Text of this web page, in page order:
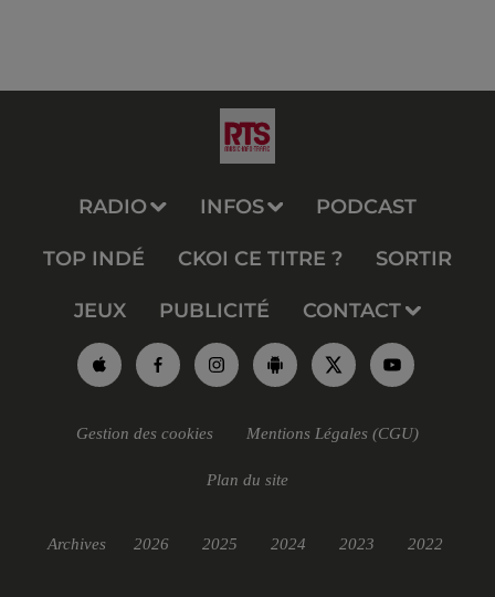
RADIO INFOS PODCAST
TOP INDÉ CKOI CE TITRE ? SORTIR
JEUX PUBLICITÉ CONTACT
Gestion des cookies Mentions Légales (CGU)
Plan du site
Archives 2026 2025 2024 2023 2022